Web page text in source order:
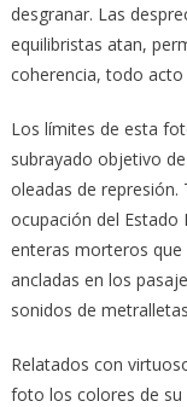
desgranar. Las
equilibristas atan,
coherencia, todo acto
Los límites de esta
subrayado objetivo
oleadas de
ocupación del Estado
enteras morteros que
ancladas en los
sonidos de
Relatados con
foto los colores de su